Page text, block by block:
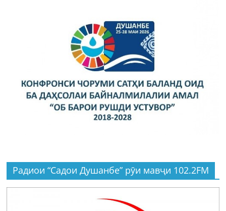
Радиои “Садои Душанбе” рӯи мавҷи 102.2FM